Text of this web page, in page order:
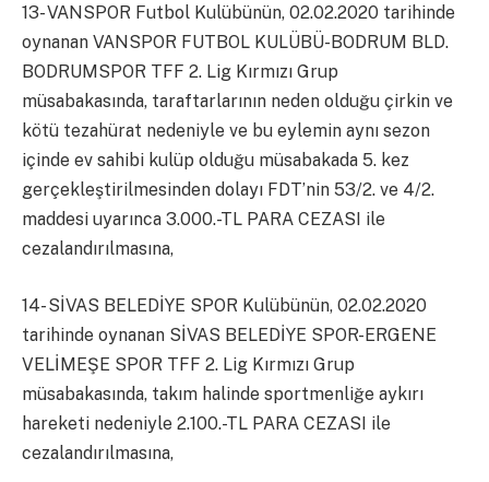
13- VANSPOR Futbol Kulübünün, 02.02.2020 tarihinde
oynanan VANSPOR FUTBOL KULÜBÜ-BODRUM BLD.
BODRUMSPOR TFF 2. Lig Kırmızı Grup
müsabakasında, taraftarlarının neden olduğu çirkin ve
kötü tezahürat nedeniyle ve bu eylemin aynı sezon
içinde ev sahibi kulüp olduğu müsabakada 5. kez
gerçekleştirilmesinden dolayı FDT’nin 53/2. ve 4/2.
maddesi uyarınca 3.000.-TL PARA CEZASI ile
cezalandırılmasına,
14- SİVAS BELEDİYE SPOR Kulübünün, 02.02.2020
tarihinde oynanan SİVAS BELEDİYE SPOR-ERGENE
VELİMEŞE SPOR TFF 2. Lig Kırmızı Grup
müsabakasında, takım halinde sportmenliğe aykırı
hareketi nedeniyle 2.100.-TL PARA CEZASI ile
cezalandırılmasına,